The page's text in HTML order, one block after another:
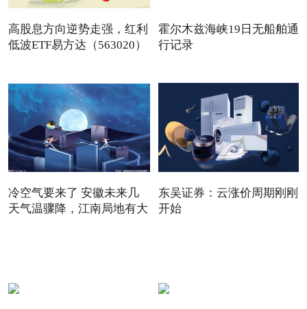
高股息方向逆势走强，红利
低波ETF易方达（563020）
霍尔木兹海峡19日无船舶通
行记录
冷空气要来了 安徽未来几
天气温骤降，江南局地有大
东吴证券：云涨价周期刚刚
开始